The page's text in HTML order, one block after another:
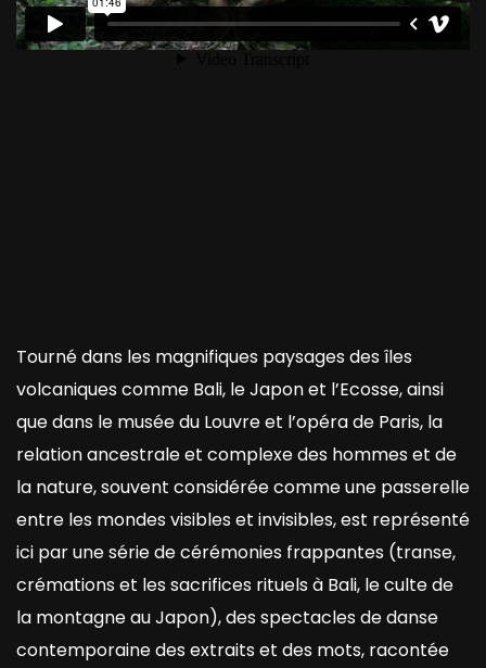
Tourné dans les magnifiques paysages des îles
volcaniques comme Bali, le Japon et l’Ecosse, ainsi
que dans le musée du Louvre et l’opéra de Paris, la
relation ancestrale et complexe des hommes et de
la nature, souvent considérée comme une passerelle
entre les mondes visibles et invisibles, est représenté
ici par une série de cérémonies frappantes (transe,
crémations et les sacrifices rituels à Bali, le culte de
la montagne au Japon), des spectacles de danse
contemporaine des extraits et des mots, racontée